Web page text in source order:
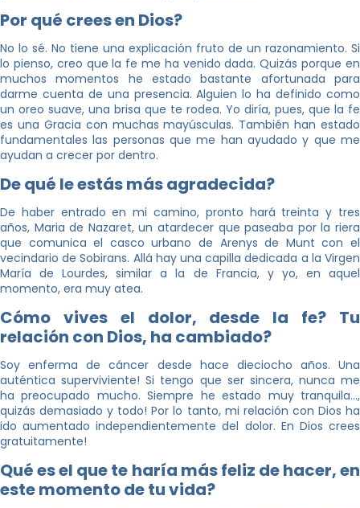
Por qué crees en Dios?
No lo sé. No tiene una explicación fruto de un razonamiento. Si
lo pienso, creo que la fe me ha venido dada. Quizás porque en
muchos momentos he estado bastante afortunada para
darme cuenta de una presencia. Alguien lo ha definido como
un oreo suave, una brisa que te rodea. Yo diría, pues, que la fe
es una Gracia con muchas mayúsculas. También han estado
fundamentales las personas que me han ayudado y que me
ayudan a crecer por dentro.
De qué le estás más agradecida?
De haber entrado en mi camino, pronto hará treinta y tres
años, Maria de Nazaret, un atardecer que paseaba por la riera
que comunica el casco urbano de Arenys de Munt con el
vecindario de Sobirans. Allá hay una capilla dedicada a la Virgen
María de Lourdes, similar a la de Francia, y yo, en aquel
momento, era muy atea.
Cómo vives el dolor, desde la fe? Tu
relación con Dios, ha cambiado?
Soy enferma de cáncer desde hace dieciocho años. Una
auténtica superviviente! Si tengo que ser sincera, nunca me
ha preocupado mucho. Siempre he estado muy tranquila…,
quizás demasiado y todo! Por lo tanto, mi relación con Dios ha
ido aumentado independientemente del dolor. En Dios crees
gratuitamente!
Qué es el que te haría más feliz de hacer, en
este momento de tu vida?